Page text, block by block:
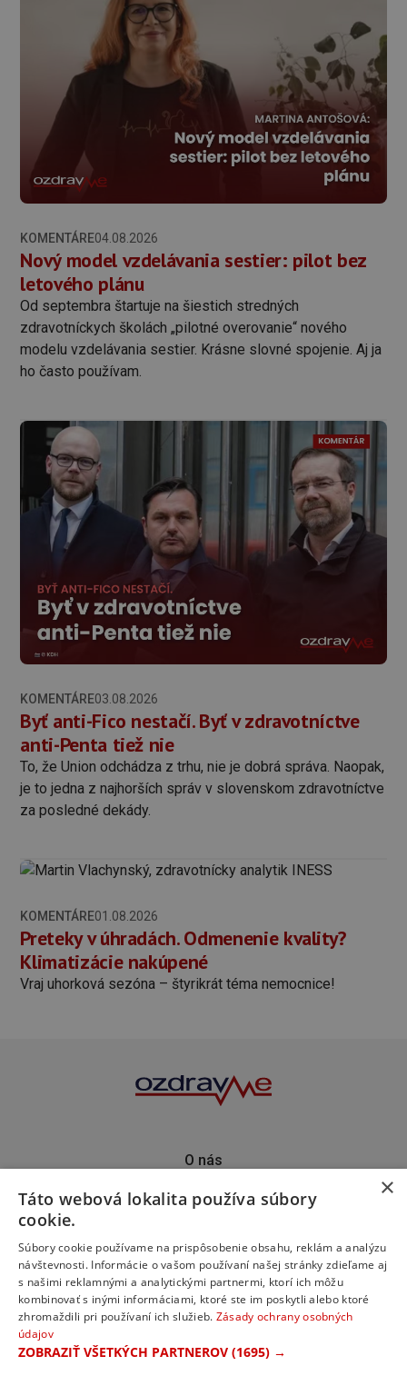
KOMENTÁRE04.08.2026
Nový model vzdelávania sestier: pilot bez
letového plánu
Od septembra štartuje na šiestich stredných
zdravotníckych školách „pilotné overovanie“ nového
modelu vzdelávania sestier. Krásne slovné spojenie. Aj ja
ho často používam.
KOMENTÁRE03.08.2026
Byť anti-Fico nestačí. Byť v zdravotníctve
anti-Penta tiež nie
To, že Union odchádza z trhu, nie je dobrá správa. Naopak,
je to jedna z najhorších správ v slovenskom zdravotníctve
za posledné dekády.
KOMENTÁRE01.08.2026
Preteky v úhradách. Odmenenie kvality?
Klimatizácie nakúpené
Vraj uhorková sezóna – štyrikrát téma nemocnice!
O nás
Predplatné
Podporte nás
×
Táto webová lokalita používa súbory
cookie.
Súbory cookie používame na prispôsobenie obsahu, reklám a analýzu
návštevnosti. Informácie o vašom používaní našej stránky zdieľame aj
s našimi reklamnými a analytickými partnermi, ktorí ich môžu
kombinovať s inými informáciami, ktoré ste im poskytli alebo ktoré
zhromaždili pri používaní ich služieb. Zásady ochrany osobných
údajov
ZOBRAZIŤ VŠETKÝCH PARTNEROV (1695) →